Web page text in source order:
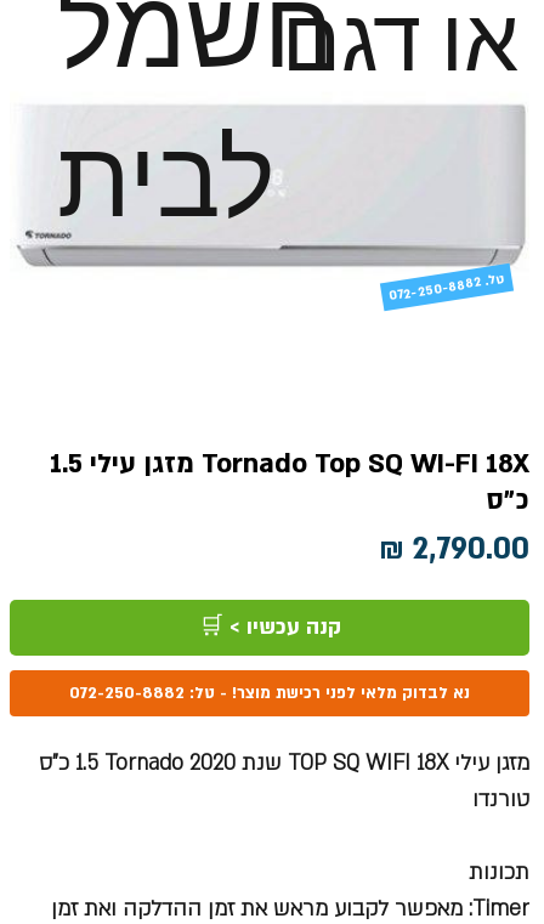
או דגם
לבית
Tornado Top SQ WI-FI 18X מזגן עילי 1.5
כ"ס
קנה עכשיו > 🛒
נא לבדוק מלאי לפני רכישת מוצר! - טל: 072-250-8882
מזגן עילי TOP SQ WIFI 18X שנת 2020 Tornado ‏1.5 ‏כ"ס
טורנדו
תכונות
Timer: מאפשר לקבוע מראש את זמן ההדלקה ואת זמן
072-250-8882 .טל